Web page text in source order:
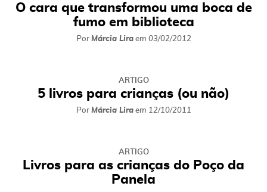
O cara que transformou uma boca de
fumo em biblioteca
Por Márcia Liraem 03/02/2012
ARTIGO
5 livros para crianças (ou não)
Por Márcia Liraem 12/10/2011
ARTIGO
Livros para as crianças do Poço da
Panela